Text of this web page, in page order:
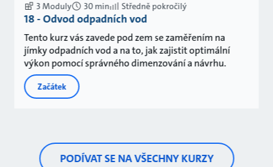
3 Moduly 30 min Středně pokročilý
18 - Odvod odpadních vod
Tento kurz vás zavede pod zem se zaměřením na
jímky odpadních vod a na to, jak zajistit optimální
výkon pomocí správného dimenzování a návrhu.
Začátek
PODÍVAT SE NA VŠECHNY KURZY